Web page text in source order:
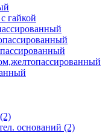
гайкой
(2)
оснований (2)